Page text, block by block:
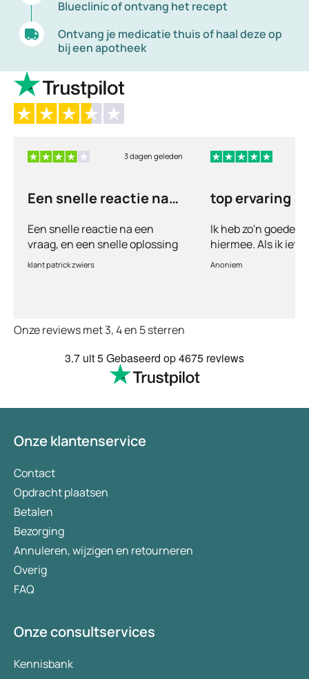
Blueclinic of ontvang het recept
Ontvang je medicatie thuis of haal deze op
bij een apotheek
3 dagen geleden
Een snelle reactie na
Een snelle reactie na een
vraag, en een snelle oplossing
klant patrick zwiers
top ervaring
Ik heb zo'n goede
hiermee. Als ik iets
vul ik een
te smeken voor
(meer) geld, maar
Anoniem
Onze reviews met 3, 4 en 5 sterren
3.7 uit 5Gebaseerd op4675 reviews
Onze klantenservice
Contact
Opdracht plaatsen
Betalen
Bezorging
Annuleren, wijzigen en retourneren
Overig
FAQ
Onze consultservices
Kennisbank